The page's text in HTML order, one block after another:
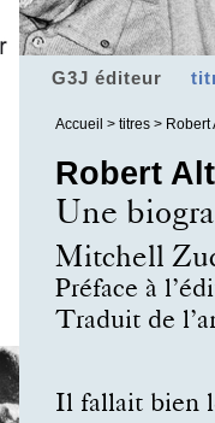
G3J éditeur
Accueil > titres > Robert
Robert
Une
Mitchell
Préface à
Traduit de
Il fallait bien